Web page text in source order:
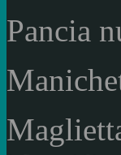
Pancia